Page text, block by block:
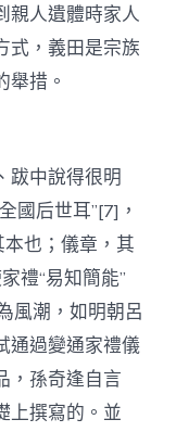
親人遺體時家人
式，義田是宗族
舉措。
跋中說得很明
國后世耳”[7]，
本也；儀章，其
禮“易知簡能”
風潮，如明朝呂
通過變通家禮儀
，孫奇逢自言
上撰寫的。並